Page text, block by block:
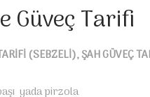
Güveç Tarifi
(SEBZELİ), ŞAH GÜVEÇ
yada pirzola